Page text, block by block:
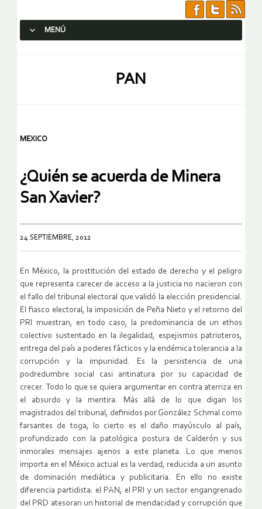
MENÚ
PAN
MEXICO
¿Quién se acuerda de Minera
San Xavier?
24 SEPTIEMBRE, 2012
En México, la prostitución del estado de derecho y el peligro
que representa carecer de acceso a la justicia no nacieron con
el fallo del tribunal electoral que validó la elección presidencial.
El fiasco electoral, la imposición de Peña Nieto y el retorno del
PRI muestran, en todo caso, la predominancia de un ethos
colectivo sustentado en la ilegalidad, espejismos patrioteros,
entrega del país a poderes fácticos y la endémica tolerancia a la
corrupción y la impunidad. Es la persistencia de una
podredumbre social casi antinatura por su capacidad de
crecer. Todo lo que se quiera argumentar en contra aterriza en
el absurdo y la mentira. Más allá de lo que digan los
magistrados del tribunal, definidos por González Schmal como
farsantes de toga, lo cierto es el daño mayúsculo al país,
profundizado con la patológica postura de Calderón y sus
inmorales mensajes ajenos a este planeta. Lo que menos
importa en el México actual es la verdad, reducida a un asunto
de dominación mediática y publicitaria. En ello no existe
diferencia partidista: el PAN, el PRI y un sector engangrenado
del PRD atesoran un historial de mendacidad y corrupción que